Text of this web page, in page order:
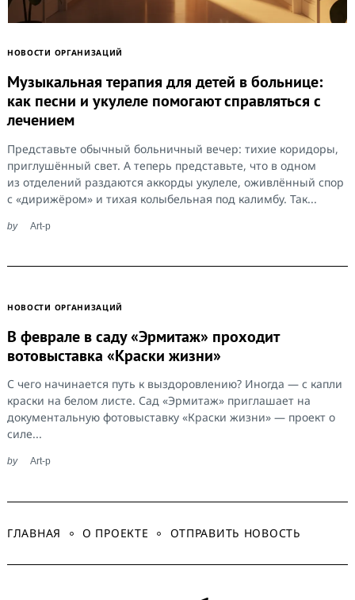
НОВОСТИ ОРГАНИЗАЦИЙ
Музыкальная терапия для детей в больнице:
как песни и укулеле помогают справляться с
лечением
Представьте обычный больничный вечер: тихие коридоры,
приглушённый свет. А теперь представьте, что в одном
из отделений раздаются аккорды укулеле, оживлённый спор
с «дирижёром» и тихая колыбельная под калимбу. Так...
by Art-p
НОВОСТИ ОРГАНИЗАЦИЙ
В феврале в саду «Эрмитаж» проходит
вотовыставка «Краски жизни»
С чего начинается путь к выздоровлению? Иногда — с капли
краски на белом листе. Сад «Эрмитаж» приглашает на
документальную фотовыставку «Краски жизни» — проект о
силе...
by Art-p
ГЛАВНАЯ О ПРОЕКТЕ ОТПРАВИТЬ НОВОСТЬ